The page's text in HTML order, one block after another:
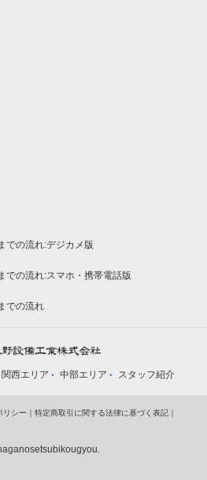
での流れ:デジカメ版
での流れ:スマホ・携帯電話版
での流れ
関西エリア 中部エリア スタッフ紹介
リシー ｜ 特定商取引に関する法律に基づく表記 ｜